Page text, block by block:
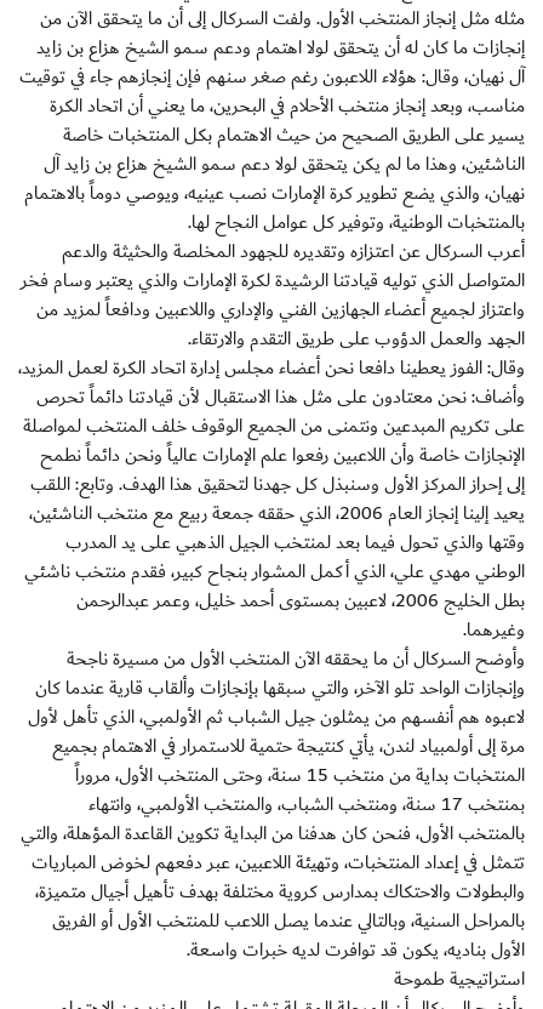
مثله مثل إنجاز المنتخب الأول. ولفت السركال إلى أن ما يتحقق الآن من
إنجازات ما كان له أن يتحقق لولا اهتمام ودعم سمو الشيخ هزاع بن زايد
آل نهيان، وقال: هؤلاء اللاعبون رغم صغر سنهم فإن إنجازهم جاء في توقيت
مناسب، وبعد إنجاز منتخب الأحلام في البحرين، ما يعني أن اتحاد الكرة
يسير على الطريق الصحيح من حيث الاهتمام بكل المنتخبات خاصة
الناشئين، وهذا ما لم يكن يتحقق لولا دعم سمو الشيخ هزاع بن زايد آل
نهيان، والذي يضع تطوير كرة الإمارات نصب عينيه، ويوصي دوماً بالاهتمام
بالمنتخبات الوطنية، وتوفير كل عوامل النجاح لها.
أعرب السركال عن اعتزازه وتقديره للجهود المخلصة والحثيثة والدعم
المتواصل الذي توليه قيادتنا الرشيدة لكرة الإمارات والذي يعتبر وسام فخر
واعتزاز لجميع أعضاء الجهازين الفني والإداري واللاعبين ودافعاً لمزيد من
الجهد والعمل الدؤوب على طريق التقدم والارتقاء.
وقال: الفوز يعطينا دافعا نحن أعضاء مجلس إدارة اتحاد الكرة لعمل المزيد،
وأضاف: نحن معتادون على مثل هذا الاستقبال لأن قيادتنا دائماً تحرص
على تكريم المبدعين ونتمنى من الجميع الوقوف خلف المنتخب لمواصلة
الإنجازات خاصة وأن اللاعبين رفعوا علم الإمارات عالياً ونحن دائماً نطمح
إلى إحراز المركز الأول وسنبذل كل جهدنا لتحقيق هذا الهدف. وتابع: اللقب
يعيد إلينا إنجاز العام 2006، الذي حققه جمعة ربيع مع منتخب الناشئين،
وقتها والذي تحول فيما بعد لمنتخب الجيل الذهبي على يد المدرب
الوطني مهدي علي، الذي أكمل المشوار بنجاح كبير، فقدم منتخب ناشئي
بطل الخليج 2006، لاعبين بمستوى أحمد خليل، وعمر عبدالرحمن
وغيرهما.
وأوضح السركال أن ما يحققه الآن المنتخب الأول من مسيرة ناجحة
وإنجازات الواحد تلو الآخر، والتي سبقها بإنجازات وألقاب قارية عندما كان
لاعبوه هم أنفسهم من يمثلون جيل الشباب ثم الأولمبي، الذي تأهل لأول
مرة إلى أولمبياد لندن، يأتي كنتيجة حتمية للاستمرار في الاهتمام بجميع
المنتخبات بداية من منتخب 15 سنة، وحتى المنتخب الأول، مروراً
بمنتخب 17 سنة، ومنتخب الشباب، والمنتخب الأولمبي، وانتهاء
بالمنتخب الأول، فنحن كان هدفنا من البداية تكوين القاعدة المؤهلة، والتي
تتمثل في إعداد المنتخبات، وتهيئة اللاعبين، عبر دفعهم لخوض المباريات
والبطولات والاحتكاك بمدارس كروية مختلفة بهدف تأهيل أجيال متميزة،
بالمراحل السنية، وبالتالي عندما يصل اللاعب للمنتخب الأول أو الفريق
الأول بناديه، يكون قد توافرت لديه خبرات واسعة.
استراتيجية طموحة